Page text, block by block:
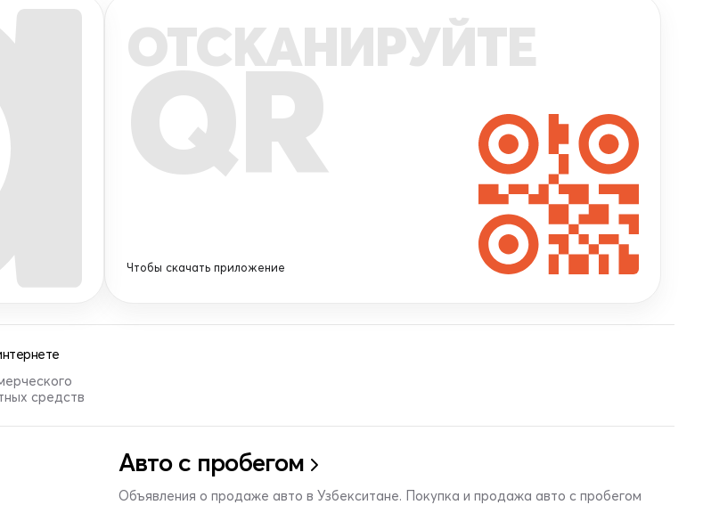
ОТСКАНИРУЙТЕ
QR
Чтобы скачать приложение
средств
Авто с пробегом
Объявления о продаже авто в Узбекситане. Покупка и продажа авто с пробегом